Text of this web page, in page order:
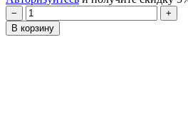
−
+
В корзину